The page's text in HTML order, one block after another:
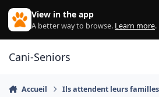
Aller au contenu
View in the app
A better way to browse. Learn more.
Cani-Seniors
Accueil Ils attendent leurs familles